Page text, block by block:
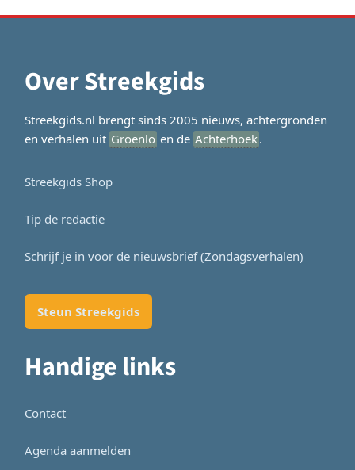
Over Streekgids
Streekgids.nl brengt sinds 2005 nieuws, achtergronden
en verhalen uit Groenlo en de Achterhoek.
Streekgids Shop
Tip de redactie
Schrijf je in voor de nieuwsbrief (Zondagsverhalen)
Steun Streekgids
Handige links
Contact
Agenda aanmelden